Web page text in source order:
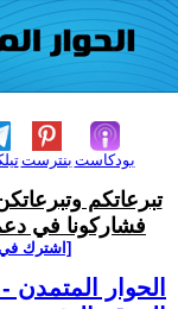
بنترست بودكاست
تبرعاتكم
فشاركونا في
[اشترك في
الحوار المتمدن